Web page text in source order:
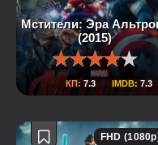
Мстители: Эра
(2015)
КП: 7.3 IMDB: 7.3
FHD